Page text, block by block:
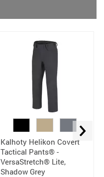
Kalhoty Helikon Covert
Tactical Pants® -
VersaStretch® Lite,
Shadow Grey